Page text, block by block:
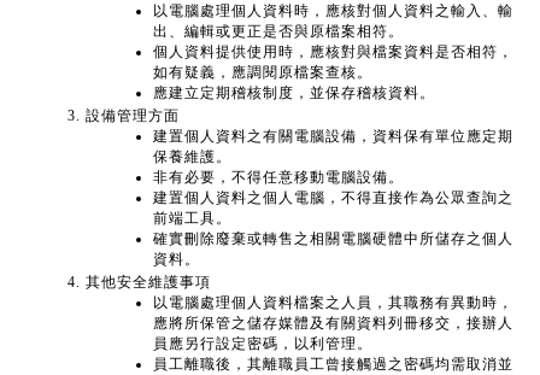
以電腦處理個人資料時，應核對個人資料之輸入、輸
出、編輯或更正是否與原檔案相符。
個人資料提供使用時，應核對與檔案資料是否相符，
如有疑義，應調閱原檔案查核。
應建立定期稽核制度，並保存稽核資料。
設備管理方面
建置個人資料之有關電腦設備，資料保有單位應定期
保養維護。
非有必要，不得任意移動電腦設備。
建置個人資料之個人電腦，不得直接作為公眾查詢之
前端工具。
確實刪除廢棄或轉售之相關電腦硬體中所儲存之個人
資料。
其他安全維護事項
以電腦處理個人資料檔案之人員，其職務有異動時，
應將所保管之儲存媒體及有關資料列冊移交，接辦人
員應另行設定密碼，以利管理。
員工離職後，其離職員工曾接觸過之密碼均需取消並